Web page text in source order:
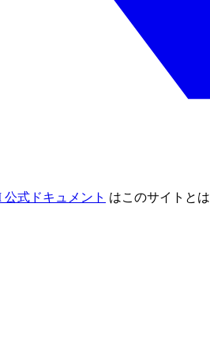
公式ドキュメント はこのサイトと